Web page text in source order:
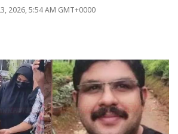
2026, 5:54 AM GMT+0000